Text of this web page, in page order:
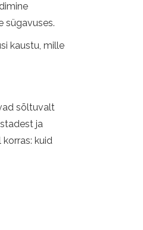
sügavuses.
kaustu, mille
sõltuvalt
ja
kuid